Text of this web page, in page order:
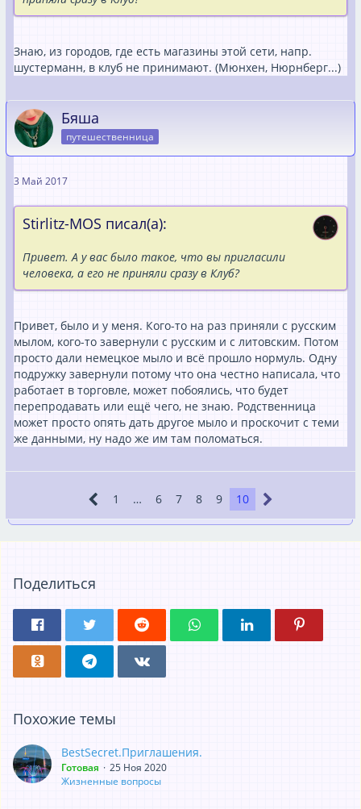
Знаю, из городов, где есть магазины этой сети, напр.
шустерманн, в клуб не принимают. (Мюнхен, Нюрнберг...)
Бяша
путешественница
3 Май 2017
Stirlitz-MOS писал(а):
Привет. А у вас было такое, что вы пригласили
человека, а его не приняли сразу в Клуб?
Привет, было и у меня. Кого-то на раз приняли с русским
мылом, кого-то завернули с русским и с литовским. Потом
просто дали немецкое мыло и всё прошло нормуль. Одну
подружку завернули потому что она честно написала, что
работает в торговле, может побоялись, что будет
перепродавать или ещё чего, не знаю. Родственница
может просто опять дать другое мыло и проскочит с теми
же данными, ну надо же им там поломаться.
1 … 6 7 8 9 10
Поделиться
Похожие темы
BestSecret.Приглашения.
Готовая
25 Ноя 2020
Жизненные вопросы